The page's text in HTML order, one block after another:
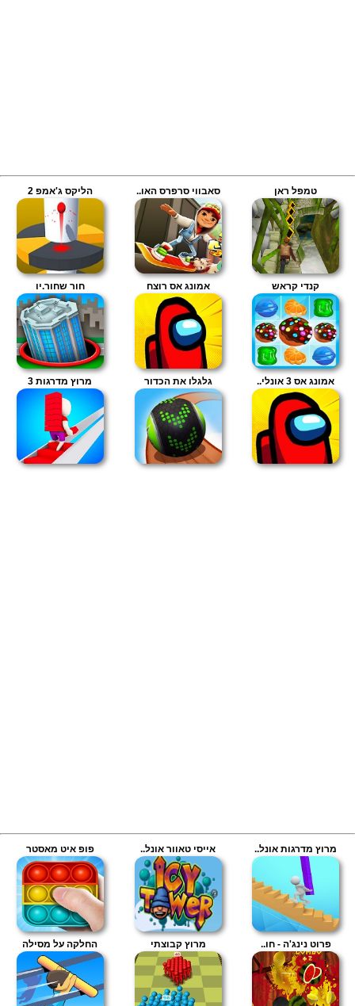
טמפל ראן סאבווי סרפרס האו.. הליקס ג'אמפ 2
קנדי קראש אמונג אס רוצח חור שחור.יו
אמונג אס 3 אונלי.. גלגלו את הכדור מרוץ מדרגות 3
מרוץ מדרגות אונל.. אייסי טאוור אונל.. פופ איט מאסטר
פרוט נינג'ה - חו.. מרוץ קבוצתי החלקה על מסילה